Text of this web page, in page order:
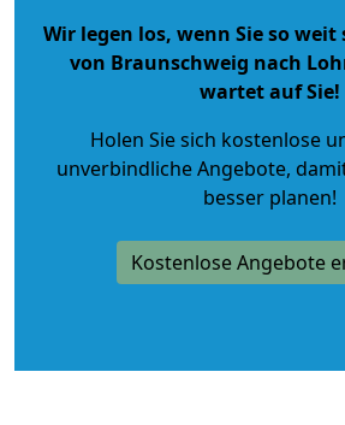
Wir legen los, wenn Sie so
von Braunschweig nach
wartet auf Sie!
Holen Sie sich kostenlose
unverbindliche Angebote,
besser planen!
Kostenlose Angebote